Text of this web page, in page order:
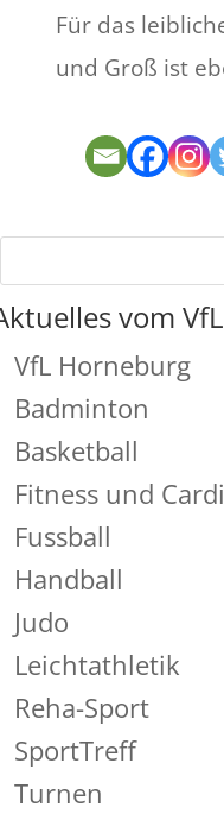
Für das
und Groß ist
vom VfL
VfL Horneburg
Badminton
Basketball
Fitness und
Fussball
Handball
Judo
Leichtathletik
Reha-Sport
SportTreff
Turnen